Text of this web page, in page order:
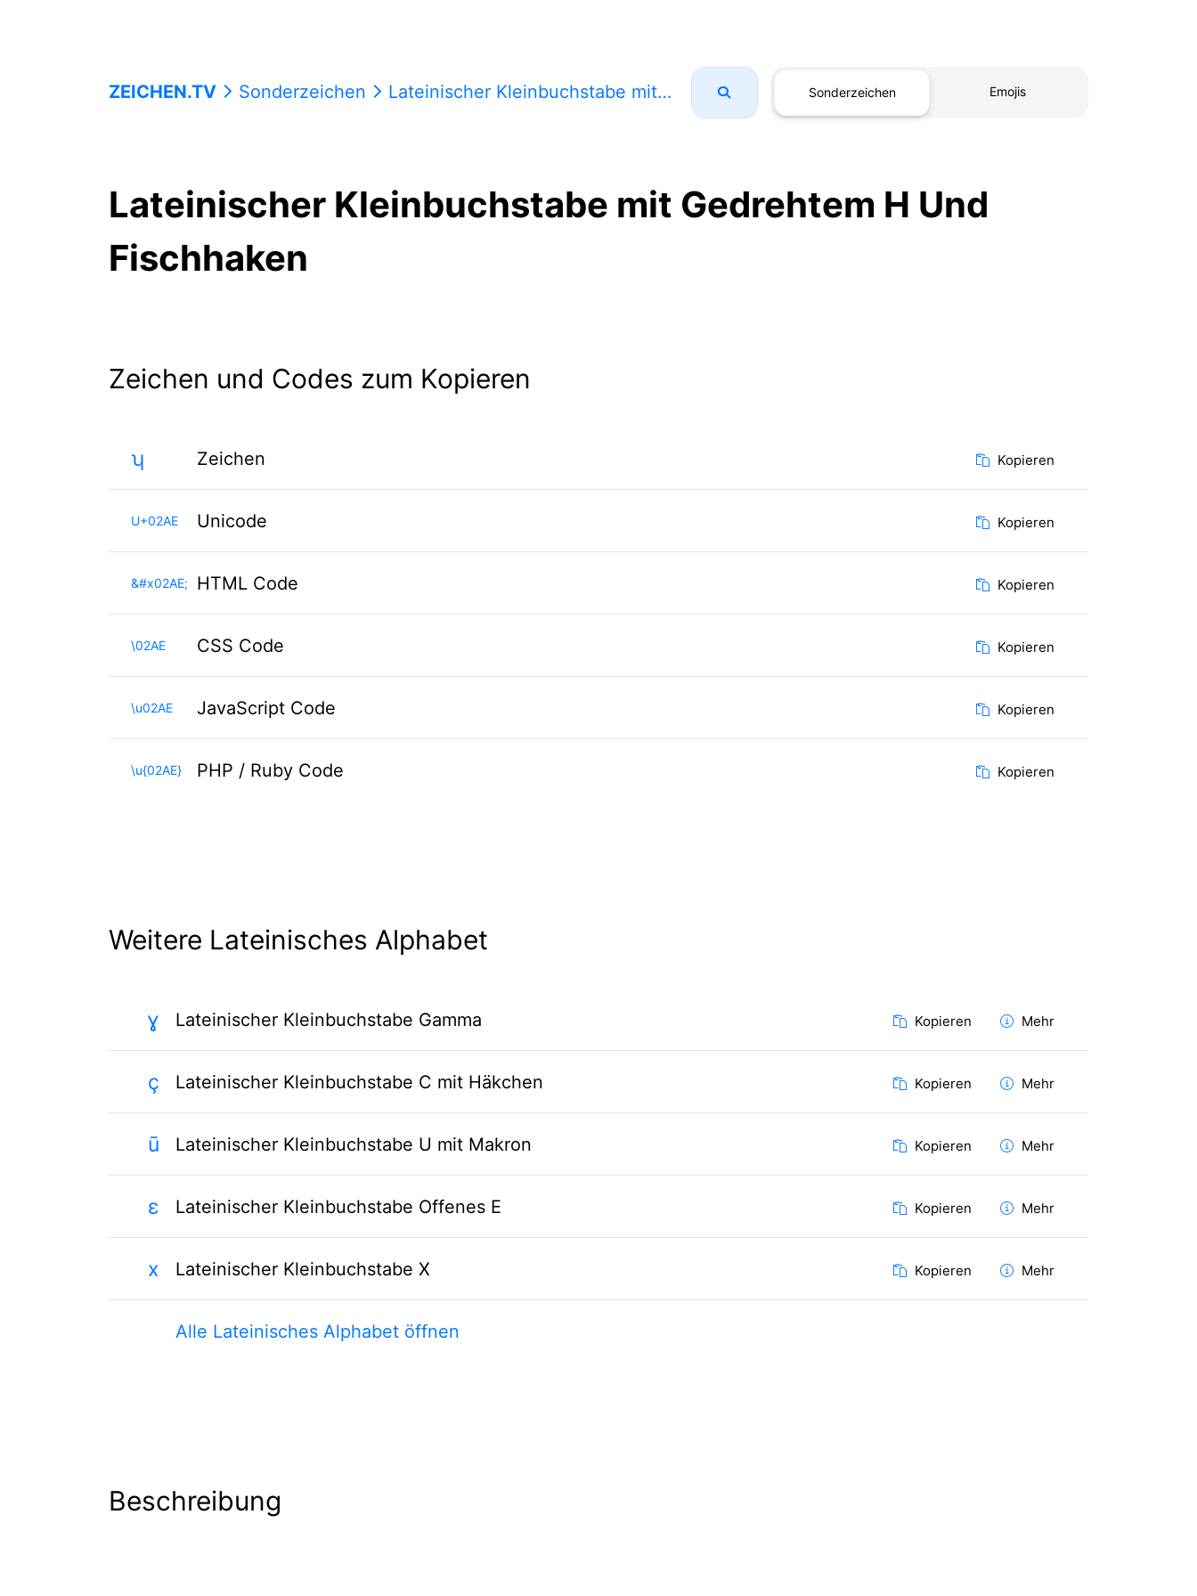
ZEICHEN.TV Sonderzeichen Lateinischer Kleinbuchstabe mit Gedrehtem H Und Fischhaken Sonderzeichen Emojis
Lateinischer Kleinbuchstabe mit Gedrehtem H Und
Fischhaken
Zeichen und Codes zum Kopieren
ʮ Zeichen Kopieren
U+02AE Unicode Kopieren
&#x02AE; HTML Code Kopieren
\02AE CSS Code Kopieren
\u02AE JavaScript Code Kopieren
\u{02AE} PHP / Ruby Code Kopieren
Weitere Lateinisches Alphabet
ɣ Lateinischer Kleinbuchstabe Gamma Kopieren Mehr
ç Lateinischer Kleinbuchstabe C mit Häkchen Kopieren Mehr
ū Lateinischer Kleinbuchstabe U mit Makron Kopieren Mehr
ɛ Lateinischer Kleinbuchstabe Offenes E Kopieren Mehr
x Lateinischer Kleinbuchstabe X Kopieren Mehr
Alle Lateinisches Alphabet öffnen
Beschreibung